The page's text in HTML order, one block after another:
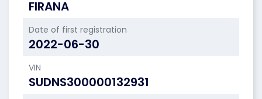
FIRANA
Date of first registration
2022-06-30
VIN
SUDNS300000132931